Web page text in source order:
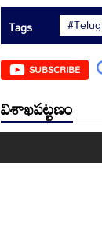
Tags
SUBSCRIBE
విశాఖపట్టణం